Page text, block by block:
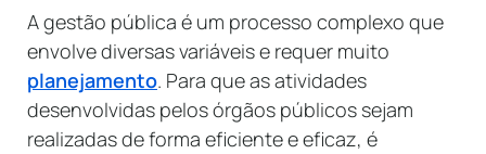
A gestão pública é um processo complexo que
envolve diversas variáveis e requer muito
planejamento. Para que as atividades
desenvolvidas pelos órgãos públicos sejam
realizadas de forma eficiente e eficaz, é